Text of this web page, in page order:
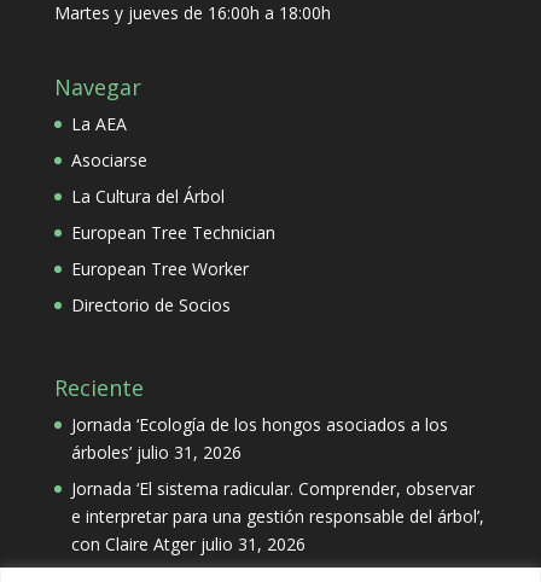
Martes y jueves de 16:00h a 18:00h
Navegar
La AEA
Asociarse
La Cultura del Árbol
European Tree Technician
European Tree Worker
Directorio de Socios
Reciente
Jornada ‘Ecología de los hongos asociados a los
árboles’ julio 31, 2026
Jornada ‘El sistema radicular. Comprender, observar
e interpretar para una gestión responsable del árbol’,
con Claire Atger julio 31, 2026